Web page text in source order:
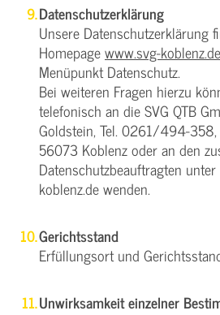
Datenschutzerklärung
Unsere Datenschutzerklärung
Homepagewww.svg-koblenz.de
Menüpunkt Datenschutz.
Bei weiteren Fragen hierzu
telefonisch an die SVG QTB
Goldstein, Tel. 0261/494-358,
56073 Koblenz oder an den
Datenschutzbeauftragten
koblenz.de wenden.
Gerichtsstand
Erfüllungsort und
Unwirksamkeit einzelner